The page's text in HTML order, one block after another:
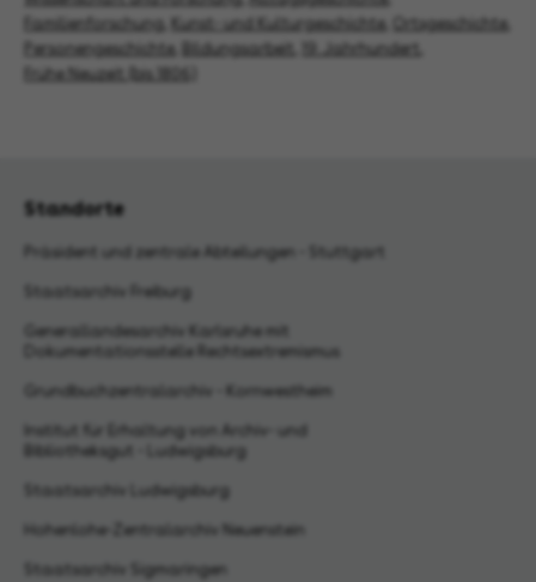
Familienforschung Kunst- und Kulturgeschichte Ortsgeschichte
Personengeschichte
Bildungsarbeit 19. Jahrhundert
Frühe Neuzeit (bis 1806)
Standorte
Präsident und zentrale Abteilungen - Stuttgart
Staatsarchiv Freiburg
Generallandesarchiv Karlsruhe mit
Dokumentationsstelle Rechtsextremismus
Grundbuchzentralarchiv - Kornwestheim
Institut für Erhaltung von Archiv- und
Bibliotheksgut - Ludwigsburg
Staatsarchiv Ludwigsburg
Hohenlohe-Zentralarchiv Neuenstein
Staatsarchiv Sigmaringen